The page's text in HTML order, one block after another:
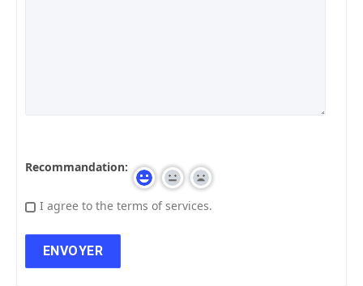
Recommandation:
I agree to the terms of services.